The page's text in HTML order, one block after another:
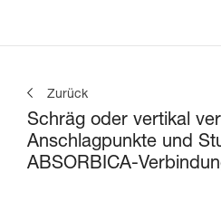
Zurück
Schräg oder vertikal
Anschlagpunkte und
ABSORBICA-